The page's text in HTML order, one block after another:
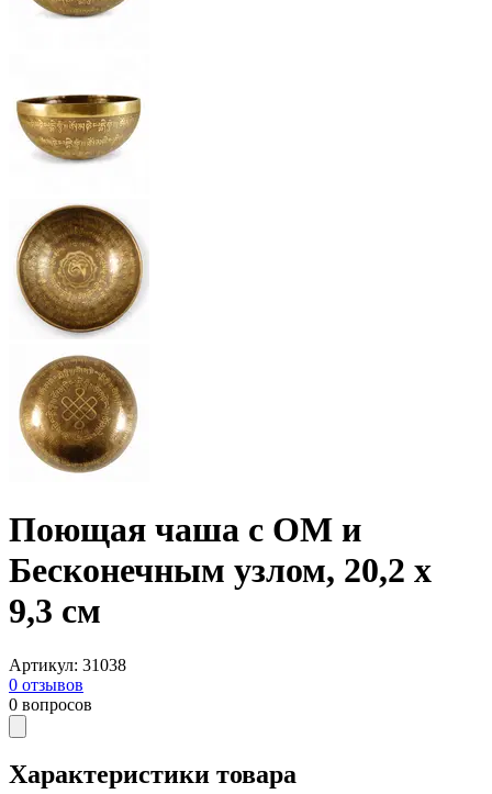
Поющая чаша с ОМ и
Бесконечным узлом, 20,2 х
9,3 см
Артикул: 31038
0 отзывов
0 вопросов
Характеристики товара